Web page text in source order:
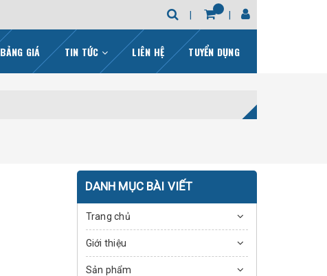
BẢNG GIÁ TIN TỨC LIÊN HỆ TUYỂN DỤNG
DANH MỤC BÀI VIẾT
Trang chủ
Giới thiệu
Sản phẩm